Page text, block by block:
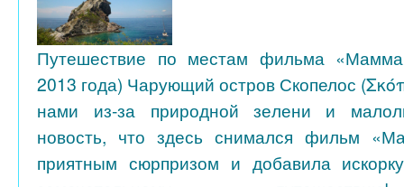
Путешествие по местам фильма
2013 года) Чарующий остров Скопелос
нами из-за природной зелени и
новость, что здесь снимался фильм
приятным сюрпризом и добавила